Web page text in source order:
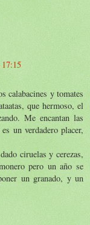
17:15
calabacines y tomates
que hermoso, el
Me encantan las
un verdadero placer,
ciruelas y cerezas,
pero un año se
un granado, y un